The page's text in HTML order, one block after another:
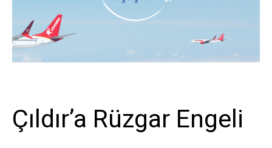
Çıldır’a Rüzgar Engeli